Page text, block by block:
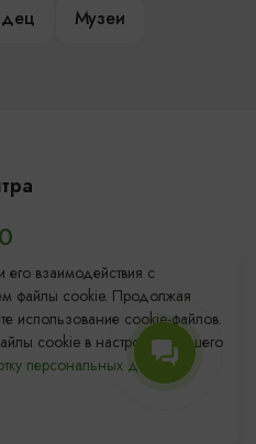
Музеи
в 09:00
в 09:00
взаимодействия с
файлы cookie. Продолжая
использование cookie-файлов.
cookie в настройках Вашего
персональных данных.